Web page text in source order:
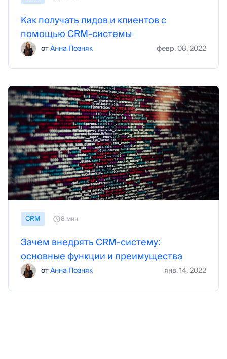
Как получать лидов и клиентов с
помощью CRM-системы
отАнна Позняк февр. 08, 2022
СRM 8 мин
Зачем внедрять CRM-систему:
основные функции и преимущества
отАнна Позняк янв. 14, 2022